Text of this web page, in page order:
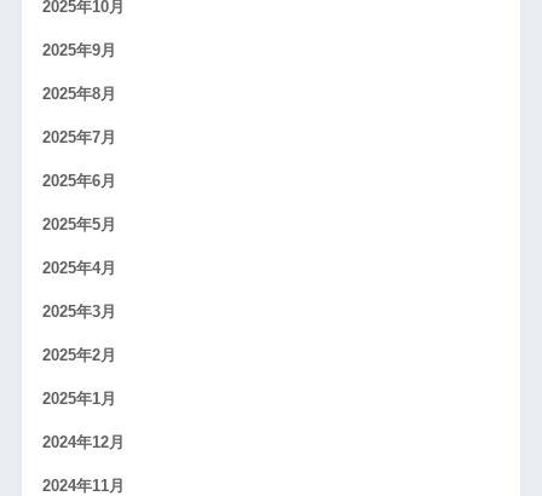
2025年10月
2025年9月
2025年8月
2025年7月
2025年6月
2025年5月
2025年4月
2025年3月
2025年2月
2025年1月
2024年12月
2024年11月